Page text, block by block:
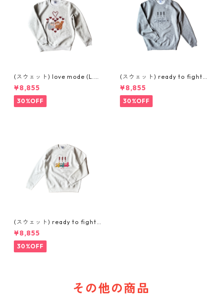
(スウェット) love mode (L.G
REY)
¥8,855
30%OFF
(スウェット) ready to fight
(GREY)
¥8,855
30%OFF
(スウェット) ready to fight
(WHITE)
¥8,855
30%OFF
その他の商品